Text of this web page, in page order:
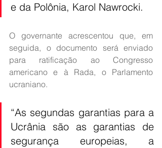
e da Polônia, Karol Nawrocki.
O governante acrescentou que, em
seguida, o documento será enviado
para ratificação ao Congresso
americano e à Rada, o Parlamento
ucraniano.
“As segundas garantias para a
Ucrânia são as garantias de
segurança europeias, a